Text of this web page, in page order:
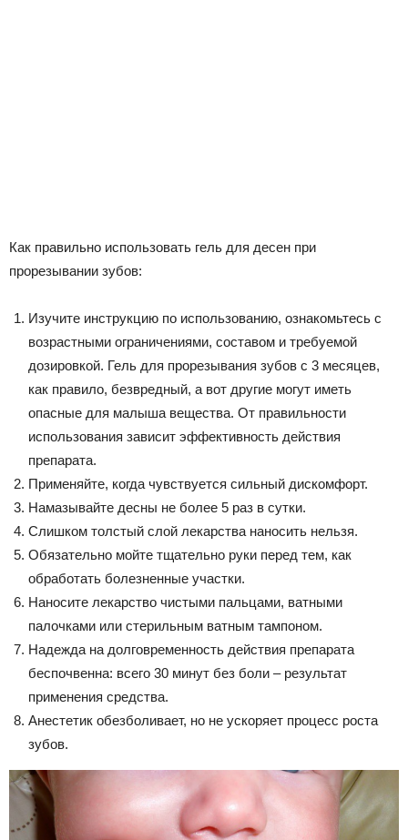
Как правильно использовать гель для десен при
прорезывании зубов:
Изучите инструкцию по использованию, ознакомьтесь с
возрастными ограничениями, составом и требуемой
дозировкой. Гель для прорезывания зубов с 3 месяцев,
как правило, безвредный, а вот другие могут иметь
опасные для малыша вещества. От правильности
использования зависит эффективность действия
препарата.
Применяйте, когда чувствуется сильный дискомфорт.
Намазывайте десны не более 5 раз в сутки.
Слишком толстый слой лекарства наносить нельзя.
Обязательно мойте тщательно руки перед тем, как
обработать болезненные участки.
Наносите лекарство чистыми пальцами, ватными
палочками или стерильным ватным тампоном.
Надежда на долговременность действия препарата
беспочвенна: всего 30 минут без боли – результат
применения средства.
Анестетик обезболивает, но не ускоряет процесс роста
зубов.